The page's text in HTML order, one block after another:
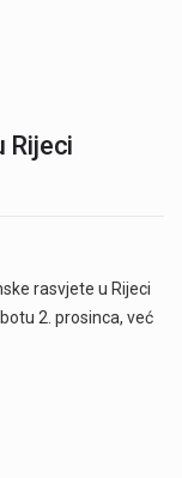
Rijeci
rasvjete u Rijeci
2. prosinca, već